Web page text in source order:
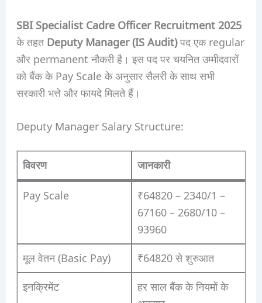
SBI Specialist Cadre Officer Recruitment 2025
के तहतDeputy Manager (IS Audit)पद एक regular
और permanent नौकरी है। इस पद पर चयनित उम्मीदवारों
को बैंक के Pay Scale के अनुसार सैलरी के साथ सभी
सरकारी भत्ते और फायदे मिलते हैं।
Deputy Manager Salary Structure:
विवरण जानकारी
Pay Scale
₹64820 – 2340/1 –
67160 – 2680/10 –
93960
मूल वेतन (Basic Pay) ₹64820 से शुरुआत
इनक्रिमेंट
हर साल बैंक के नियमों के